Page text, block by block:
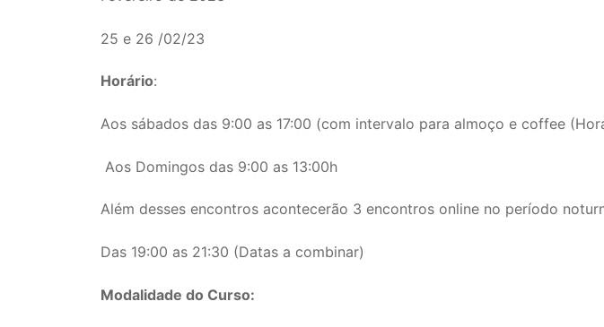
25 e 26 /02/23
Horário:
Aos sábados das 9:00 as 17:00 (com intervalo para almoço e coffee
Aos Domingos das 9:00 as 13:00h
Além desses encontros acontecerão 3 encontros online no período
Das 19:00 as 21:30 (Datas a combinar)
Modalidade do Curso: